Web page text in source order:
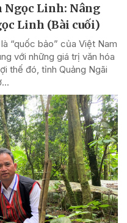
Ngọc Linh: Nâng
Linh (Bài cuối)
“quốc bảo” của Việt Nam
với những giá trị văn hóa
thế đó, tỉnh Quảng Ngãi